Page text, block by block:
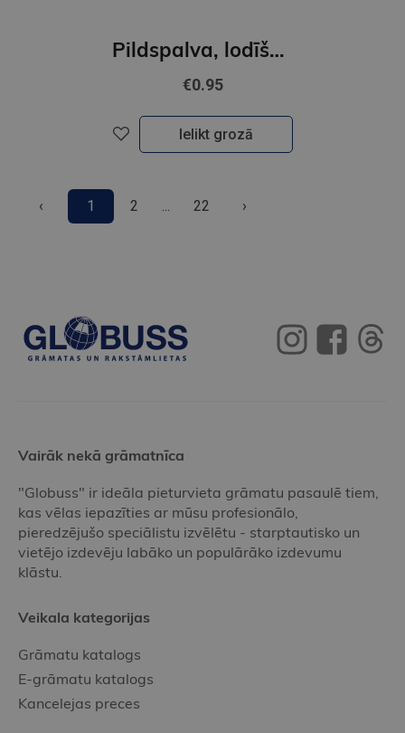
Pildspalva, lodīšu - Stabilo Excel, XF - Zila
€0.95
Ielikt grozā
‹ 1 2 ... 22 ›
Vairāk nekā grāmatnīca
"Globuss" ir ideāla pieturvieta grāmatu pasaulē tiem,
kas vēlas iepazīties ar mūsu profesionālo,
pieredzējušo speciālistu izvēlētu - starptautisko un
vietējo izdevēju labāko un populārāko izdevumu
klāstu.
Veikala kategorijas
Grāmatu katalogs
E-grāmatu katalogs
Kancelejas preces